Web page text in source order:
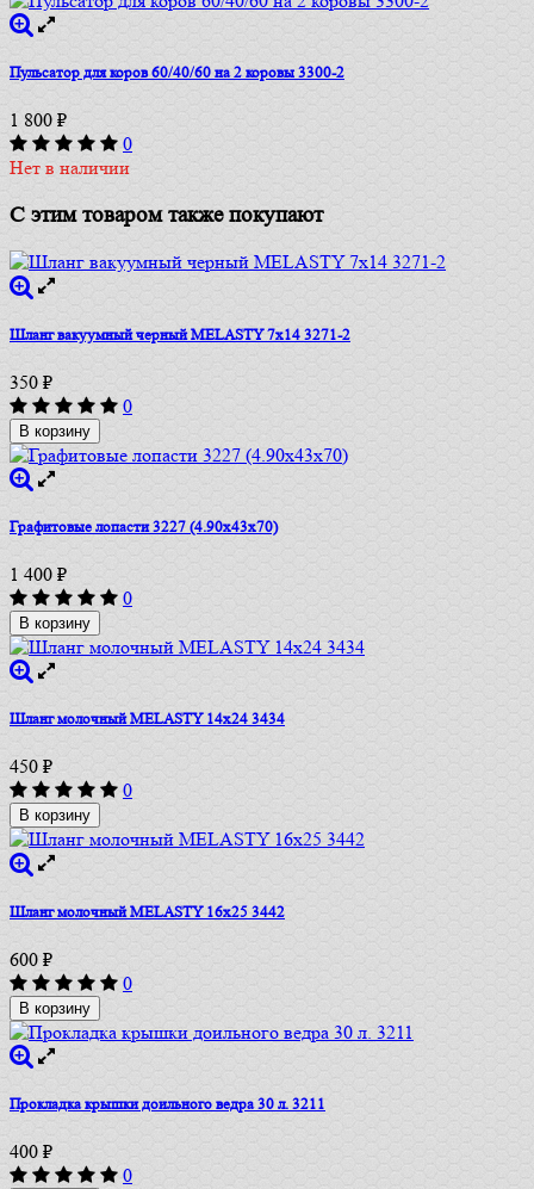
Пульсатор для коров 60/40/60 на 2 коровы 3300-2
1 800 ₽
0
Нет в наличии
С этим товаром также покупают
Шланг вакуумный черный MELASTY 7х14 3271-2
350 ₽
0
В корзину
Графитовые лопасти 3227 (4.90х43х70)
1 400 ₽
0
В корзину
Шланг молочный MELASTY 14х24 3434
450 ₽
0
В корзину
Шланг молочный MELASTY 16х25 3442
600 ₽
0
В корзину
Прокладка крышки доильного ведра 30 л. 3211
400 ₽
0